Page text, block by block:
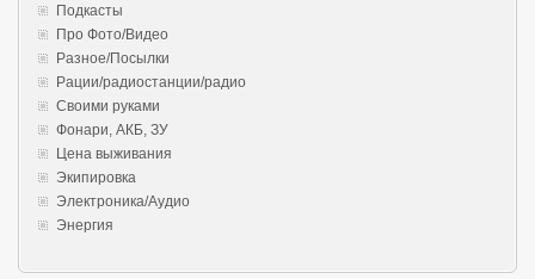
Подкасты
Про Фото/Видео
Разное/Посылки
Рации/радиостанции/радио
Своими руками
Фонари, АКБ, ЗУ
Цена выживания
Экипировка
Электроника/Аудио
Энергия